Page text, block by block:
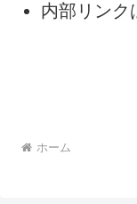
内部リンク
ホーム